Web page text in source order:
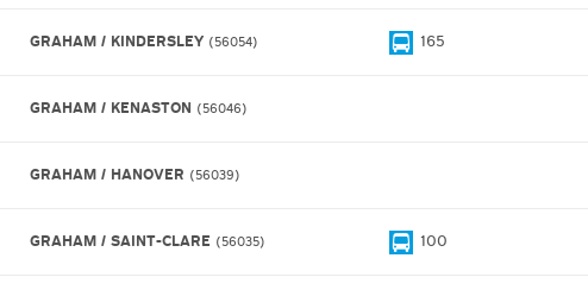
GRAHAM / KINDERSLEY 56054 165
GRAHAM / KENASTON 56046
GRAHAM / HANOVER 56039
GRAHAM / SAINT-CLARE 56035 100